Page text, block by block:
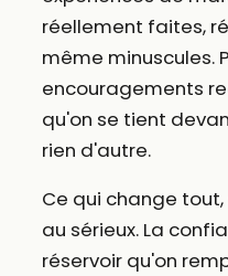
réellement faites,
même minuscules.
encouragements
qu'on se tient
rien d'autre.
Ce qui change
au sérieux. La
réservoir qu'on